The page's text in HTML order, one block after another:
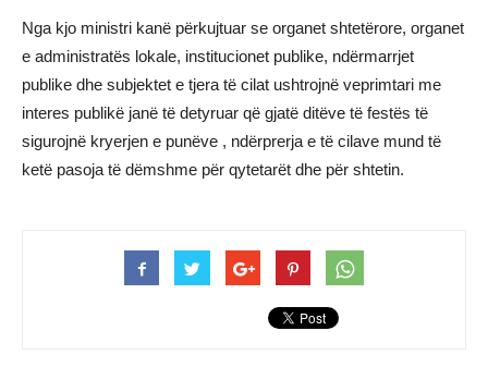
Nga kjo ministri kanë përkujtuar se organet shtetërore, organet
e administratës lokale, institucionet publike, ndërmarrjet
publike dhe subjektet e tjera të cilat ushtrojnë veprimtari me
interes publikë janë të detyruar që gjatë ditëve të festës të
sigurojnë kryerjen e punëve , ndërprerja e të cilave mund të
ketë pasoja të dëmshme për qytetarët dhe për shtetin.